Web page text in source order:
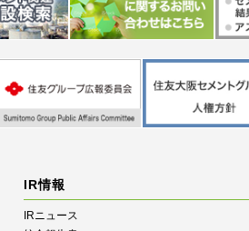
IR情報
IRニュース